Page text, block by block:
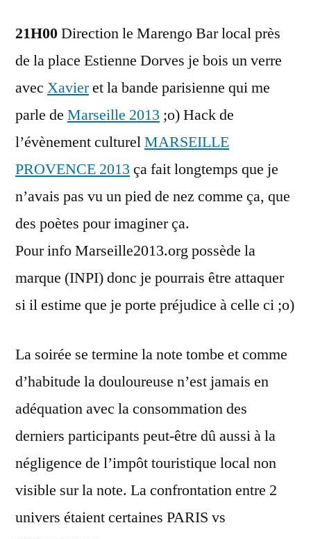
21H00Direction le Marengo Bar local près
de la place Estienne Dorves je bois un verre
avec Xavieret la bande parisienne qui me
parle de Marseille 2013 ;o) Hack de
l’évènement culturelMARSEILLE
PROVENCE 2013 ça fait longtemps que je
n’avais pas vu un pied de nez comme ça, que
des poètes pour imaginer ça.
Pour info Marseille2013.org possède la
marque (INPI) donc je pourrais être attaquer
si il estime que je porte préjudice à celle ci ;o)
La soirée se termine la note tombe et comme
d’habitude la douloureuse n’est jamais en
adéquation avec la consommation des
derniers participants peut-être dû aussi à la
négligence de l’impôt touristique local non
visible sur la note. La confrontation entre 2
univers étaient certaines PARIS vs